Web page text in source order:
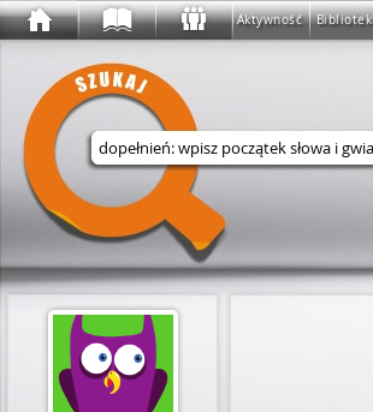
Aktywność
Wyszukaj w serwisie